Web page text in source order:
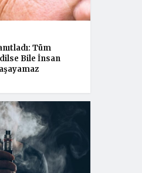
Tüm
Bile İnsan